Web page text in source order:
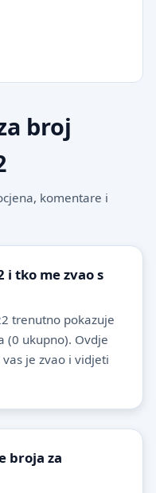
broj
komentare i
i tko me zvao s
trenutno pokazuje
(0 ukupno). Ovdje
je zvao i vidjeti
broja za